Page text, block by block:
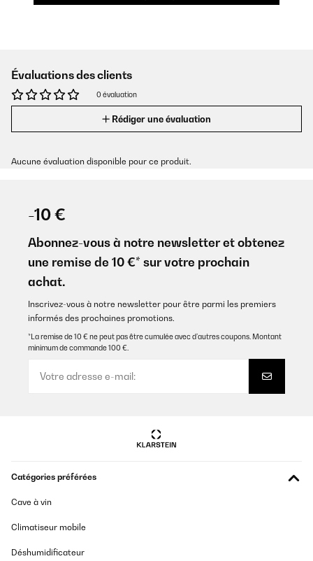
Évaluations des clients
0 évaluation
Rédiger une évaluation
Aucune évaluation disponible pour ce produit.
-10 €
Abonnez-vous à notre newsletter et obtenez
une remise de 10 €* sur votre prochain
achat.
Inscrivez-vous à notre newsletter pour être parmi les premiers
informés des prochaines promotions.
*La remise de 10 € ne peut pas être cumulée avec d’autres coupons. Montant
minimum de commande 100 €.
Catégories préférées
Cave à vin
Climatiseur mobile
Déshumidificateur